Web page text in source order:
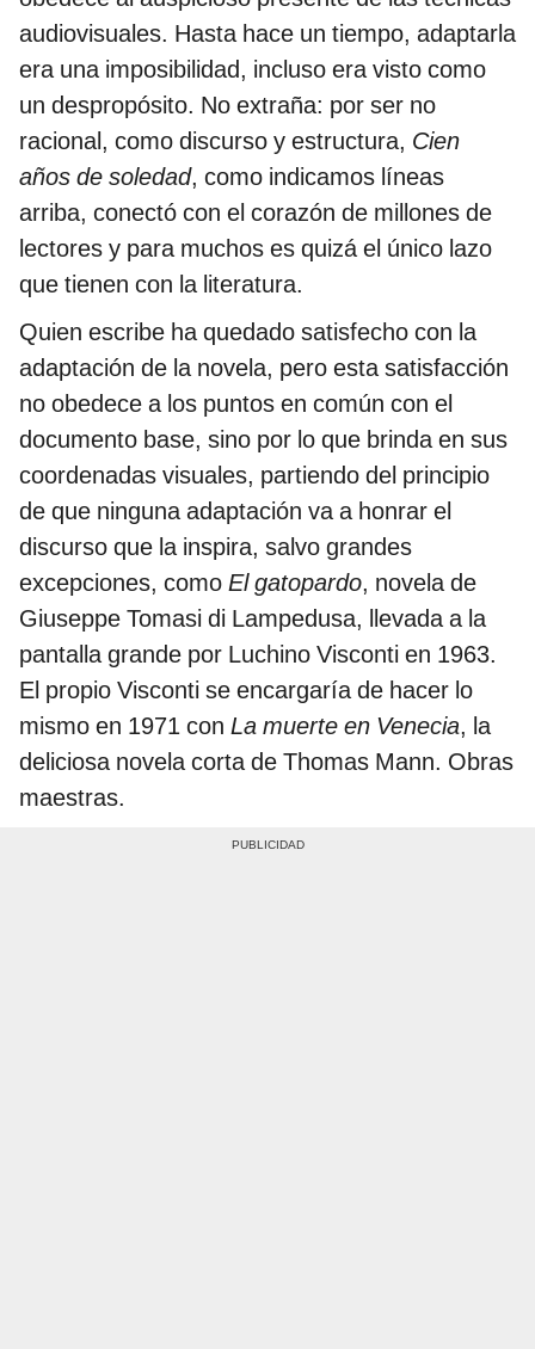
audiovisuales. Hasta hace un tiempo, adaptarla
era una imposibilidad, incluso era visto como
un despropósito. No extraña: por ser no
racional, como discurso y estructura, Cien
años de soledad, como indicamos líneas
arriba, conectó con el corazón de millones de
lectores y para muchos es quizá el único lazo
que tienen con la literatura.
Quien escribe ha quedado satisfecho con la
adaptación de la novela, pero esta satisfacción
no obedece a los puntos en común con el
documento base, sino por lo que brinda en sus
coordenadas visuales, partiendo del principio
de que ninguna adaptación va a honrar el
discurso que la inspira, salvo grandes
excepciones, como El gatopardo, novela de
Giuseppe Tomasi di Lampedusa, llevada a la
pantalla grande por Luchino Visconti en 1963.
El propio Visconti se encargaría de hacer lo
mismo en 1971 con La muerte en Venecia, la
deliciosa novela corta de Thomas Mann. Obras
maestras.